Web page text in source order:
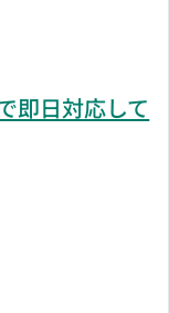
即日対応して